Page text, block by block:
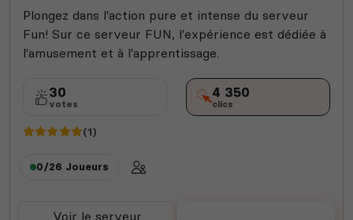
Plongez dans l'action pure et intense du serveur
Fun! Sur ce serveur FUN, l'expérience est dédiée à
l'amusement et à l'apprentissage.
30
votes
4 350
clics
(1)
0/26 Joueurs
Voir le serveur